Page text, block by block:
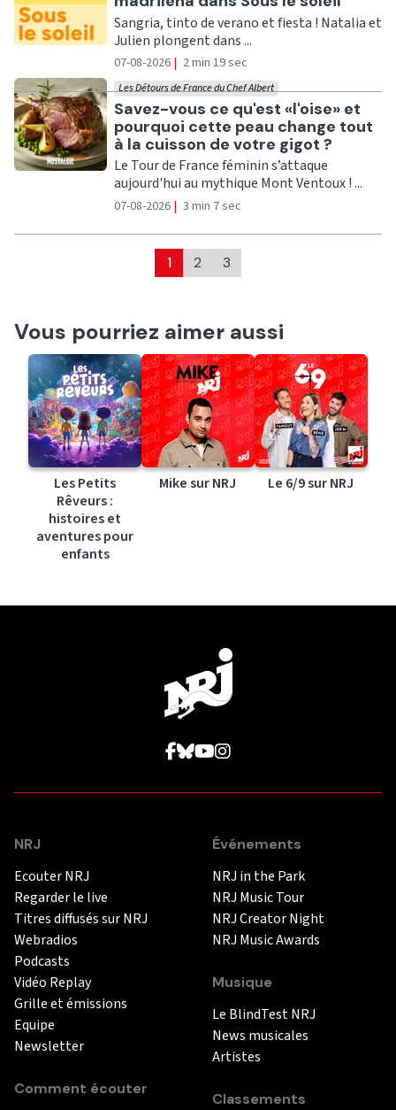
Sangria, tinto de verano et fiesta ! Natalia et
Julien plongent dans ...
07-08-2026 | 2 min 19 sec
Ecouter
Savez-vous ce qu'est «l'oise» et
pourquoi cette peau change tout
à la cuisson de votre gigot ?
Les Détours de France du Chef Albert
Le Tour de France féminin s’attaque
aujourd'hui au mythique Mont Ventoux ! ...
07-08-2026 | 3 min 7 sec
1 2 3
Vous pourriez aimer aussi
Les Petits
Rêveurs :
histoires et
aventures pour
enfants
Mike sur NRJ Le 6/9 sur NRJ
NRJ
Ecouter NRJ
Regarder le live
Titres diffusés sur NRJ
Webradios
Podcasts
Vidéo Replay
Grille et émissions
Equipe
Newsletter
Comment écouter
Événements
NRJ in the Park
NRJ Music Tour
NRJ Creator Night
NRJ Music Awards
Musique
Le BlindTest NRJ
News musicales
Artistes
Classements